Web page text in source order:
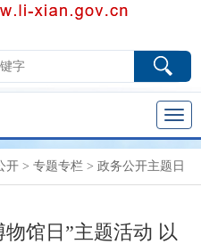
开 > 专题专栏 > 政务公开主题日
物馆日”主题活动 以